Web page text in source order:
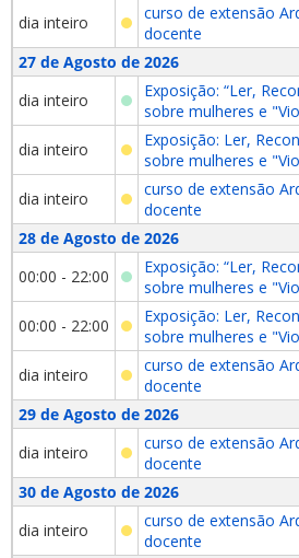
dia inteiro
curso de extensão
docente
27 de Agosto de 2026
dia inteiro
Exposição: “Ler,
sobre mulheres e
dia inteiro
Exposição: Ler,
sobre mulheres e
dia inteiro
curso de extensão
docente
28 de Agosto de 2026
00:00 - 22:00
Exposição: “Ler,
sobre mulheres e
00:00 - 22:00
Exposição: Ler,
sobre mulheres e
dia inteiro
curso de extensão
docente
29 de Agosto de 2026
dia inteiro
curso de extensão
docente
30 de Agosto de 2026
dia inteiro
curso de extensão
docente